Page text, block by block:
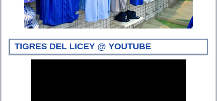
TIGRES DEL LICEY @ YOUTUBE